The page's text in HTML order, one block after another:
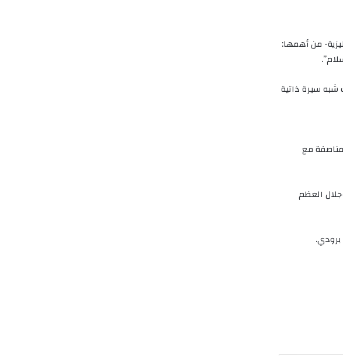
من أهمها:
شبه سيرة ذاتية
مناصفة مع
جلال العظم